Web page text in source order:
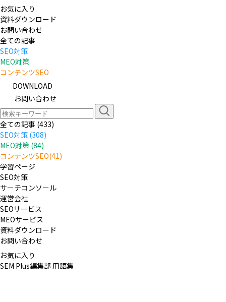
お気に入り
資料ダウンロード
お問い合わせ
全ての記事
SEO対策
MEO対策
コンテンツSEO
DOWNLOAD
お問い合わせ
全ての記事 (433)
SEO対策 (308)
MEO対策 (84)
コンテンツSEO(41)
学習ページ
SEO対策
サーチコンソール
運営会社
SEOサービス
MEOサービス
資料ダウンロード
お問い合わせ
お気に入り
SEM Plus編集部 用語集